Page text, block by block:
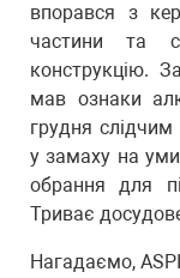
впорався з
частини та
конструкцію.
мав ознаки
грудня слідчим
у замаху на
обрання для
Триває
Нагадаємо,